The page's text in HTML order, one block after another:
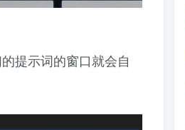
提示词的窗口就会自